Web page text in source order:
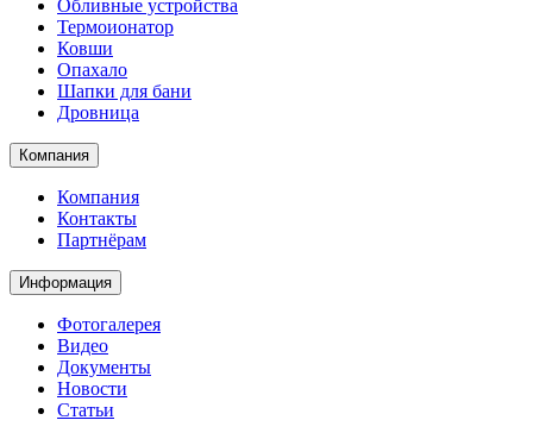
Обливные устройства
Термоионатор
Ковши
Опахало
Шапки для бани
Дровница
Компания
Компания
Контакты
Партнёрам
Информация
Фотогалерея
Видео
Документы
Новости
Статьи